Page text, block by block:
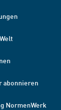
abonnieren
NormenWerk